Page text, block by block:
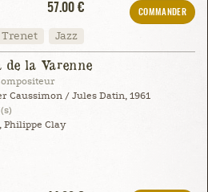
57.00 €
COMMANDER
Trenet Jazz
de la Varenne
Caussimon / Jules Datin, 1961
Philippe Clay